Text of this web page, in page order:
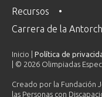
Recursos
Carrera de la
Inicio | Política de
| © 2026 Olimpiadas
Creado por la Fundación
las Personas con